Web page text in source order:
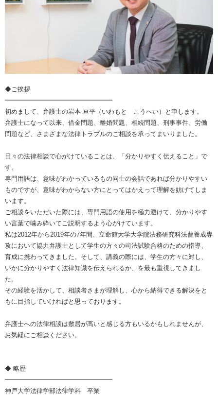
◆ご挨拶
━━━━━━━━━━━━━━━━━
初めまして、弁護士の岩本 亘平（いわもと こうへい）と申します。
弁護士になって以来、借金問題、離婚問題、相続問題、刑事事件、労働
問題など、さまざまな法律トラブルのご相談を承ってまいりました。
日々の法律相談で心がけていることは、「分かりやすく伝えること」で
す。
専門用語は、意味がわかっているもの同士の会話であれば分かりやすい
ものですが、意味がわからない方にとってはかえって理解を妨げてしま
います。
ご相談をいただいた際には、専門用語の使用を極力避けて、分かりやす
い言葉で噛み砕いてご説明するよう心がけています。
私は2012年から2019年の7年間、立命館大学大学院法務研究科法曹養成専
攻において協力弁護士として学生の方々の司法試験合格のための指導、
育成に携わってきました。そして、講義の際には、学生の方々に対し、
いかに分かりやすく法律知識を伝えられるか、を最も重視してきまし
た。
その経験を活かして、相談者さまが理解し、心から納得できる解決をと
もに目指していければと思っております。
弁護士への法律相談は敷居が高いと感じる方もいるかもしれませんが、
お気軽にご相談ください。
◆ 略歴
━━━━━━━━━━━━━━━━━
神戸大学法律学部法律学科 卒業